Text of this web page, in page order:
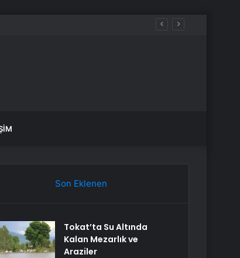
Birlikte Taşın Altına Elimizi Koyalım
Son Eklenen
Tokat’ta Su Altında
Kalan Mezarlık ve
Araziler